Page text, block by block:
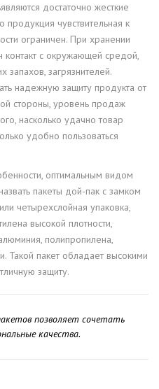
достаточно жесткие
продукция чувствительная к
ограничен. При хранении
контакт с окружающей средой,
запахов, загрязнителей.
надежную защиту продукта от
стороны, уровень продаж
насколько удачно товар
удобно пользоваться
оптимальным видом
пакеты дой-пак с замком
четырехслойная упаковка,
высокой плотности,
полипропилена,
Такой пакет обладает высокими
защиту.
позволяет сочетать
качества.